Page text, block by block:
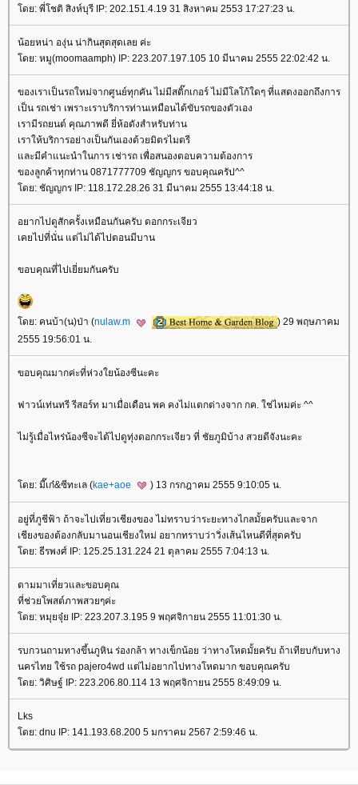
โดย: พี่โชติ สิงห์บุรี IP: 202.151.4.19 31 สิงหาคม 2553 17:27:23 น.
น้อยหน่า องุ่น น่ากินสุดสุดเลย ค่ะ
โดย: หมู(moomaamph) IP: 223.207.197.105 10 มีนาคม 2555 22:02:42 น.
ของเราเป็นรถใหม่จากศูนย์ทุกคัน ไม่มีสติ๊กเกอร์ ไม่มีโลโก้ใดๆ ที่แสดงออกถึงการ
เป็น รถเช่า เพราะเราบริการท่านเหมือนได้ขับรถของตัวเอง
เรามีรถยนต์ คุณภาพดี ยี่ห้อดังสำหรับท่าน
เราให้บริการอย่างเป็นกันเองด้วยมิตรไมตรี
และมีคำแนะนำในการ เช่ารถ เพื่อสนองตอบความต้องการ
ของลูกค้าทุกท่าน 0871777709 ชัญญกร ขอบคุณครัป^^
โดย: ชัญญกร IP: 118.172.28.26 31 มีนาคม 2555 13:44:18 น.
อยากไปดูสักครั้งเหมือนกันครับ ดอกกระเจียว
เคยไปที่นั่น แต่ไม่ได้ไปตอนมีบาน
ขอบคุณที่ไปเยี่ยมกันครับ
โดย: คนบ้า(น)ป่า (nulaw.m
) 29 พฤษภาคม
2555 19:56:01 น.
ขอบคุณมากค่ะที่ห่วงใยน้องซีนะคะ
ฟาวน์เท่นทรี รีสอร์ท มาเมื่อเดือน พค คงไม่แตกต่างจาก กค. ใช่ไหมค่ะ ^^
ไม่รู้เมื่อไหร่น้องซีจะได้ไปดูทุ่งดอกกระเจียว ที่ ชัยภูมิบ้าง สวยดีจังนะคะ
โดย: มี๊เก๋&ซีทะเล (kae+aoe ) 13 กรกฎาคม 2555 9:10:05 น.
อยู่ที่ภูชีฟ้า ถ้าจะไปเที่ยวเชียงของ ไม่ทราบว่าระยะทางไกลมั้ยครับและจาก
เชียงของต้องกลับมานอนเชียงใหม่ อยากทราบว่าวิ่งเส้นไหนดีที่สุดครับ
โดย: ธีรพงศ์ IP: 125.25.131.224 21 ตุลาคม 2555 7:04:13 น.
ตามมาเที่ยวและขอบคุณ
ที่ช่วยโพสต์ภาพสวยๆค่ะ
โดย: หมุยจุ๋ย IP: 223.207.3.195 9 พฤศจิกายน 2555 11:01:30 น.
รบกวนถามทางขึ้นภูหิน ร่องกล้า ทางเข็กน้อย ว่าทางโหดมั้ยครับ ถ้าเทียบกับทาง
นครไทย ใช้รถ pajero4wd แต่ไม่อยากไปทางโหดมาก ขอบคุณครับ
โดย: วิศิษฐ์ IP: 223.206.80.114 13 พฤศจิกายน 2555 8:49:09 น.
Lks
โดย: dnu IP: 141.193.68.200 5 มกราคม 2567 2:59:46 น.